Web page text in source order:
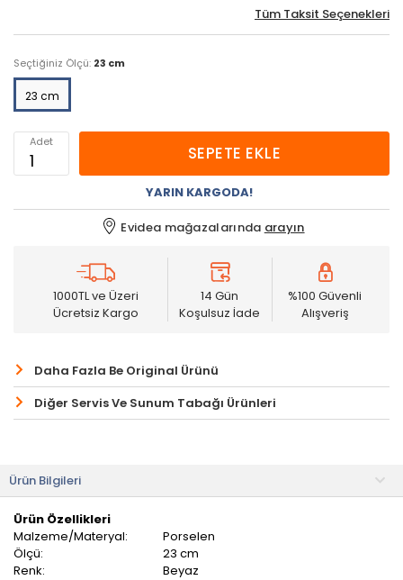
Tüm Taksit Seçenekleri
Seçtiğiniz Ölçü: 23 cm
23 cm
Adet
SEPETE EKLE
YARIN KARGODA!
Evidea mağazalarında arayın
1000TL ve Üzeri
Ücretsiz Kargo
14 Gün
Koşulsuz İade
%100 Güvenli
Alışveriş
Daha Fazla Be Original Ürünü
Diğer Servis Ve Sunum Tabağı Ürünleri
Ürün Bilgileri
Ürün Özellikleri
Malzeme/Materyal:
Porselen
Ölçü:
23 cm
Renk:
Beyaz